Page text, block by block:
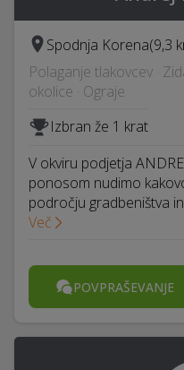
Spodnja Korena(9,3
Polaganje tlakovcev ·
okolice · Ograje
Izbran že 1 krat
V okviru podjetja
ponosom nudimo
področju gradbeništva
Več
POVPRAŠEVANJE